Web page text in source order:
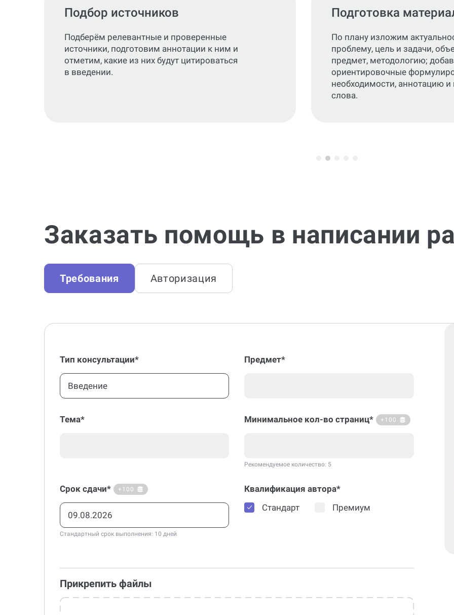
Подбор источников
Подберём релевантные и проверенные
источники, подготовим аннотации к ним и
отметим, какие из них будут цитироваться
в введении.
Подготовка
По плану изложим
проблему, цель и задачи,
предмет, методологию;
ориентировочные
необходимости, аннотацию
слова.
Заказать помощь в написании
Требования Авторизация
Тип консультации*
Введение
Предмет*
Тема* Минимальное кол-во страниц* +100
Рекомендуемое количество: 5
Срок сдачи* +100
Стандартный срок выполнения: 10 дней
Квалификация автора*
Стандарт
Премиум
Прикрепить файлы